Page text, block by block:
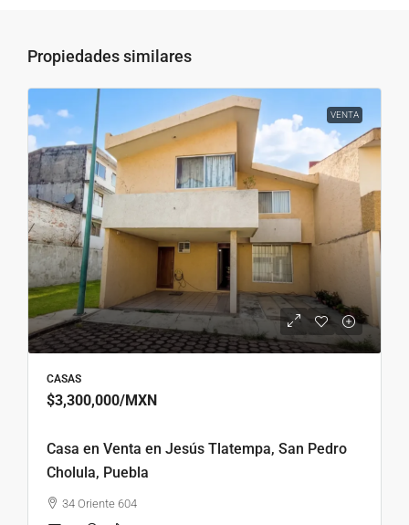
Propiedades similares
VENTA
CASAS
$3,300,000/MXN
Casa en Venta en Jesús Tlatempa, San Pedro
Cholula, Puebla
34 Oriente 604